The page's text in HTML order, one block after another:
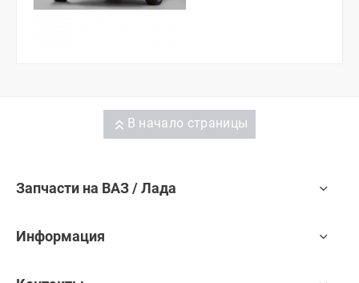
В начало страницы
Запчасти на ВАЗ / Лада
Информация